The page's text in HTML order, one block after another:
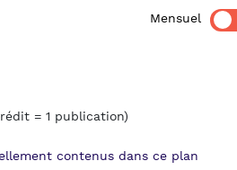
Mensuel
= 1 publication)
contenus dans ce plan